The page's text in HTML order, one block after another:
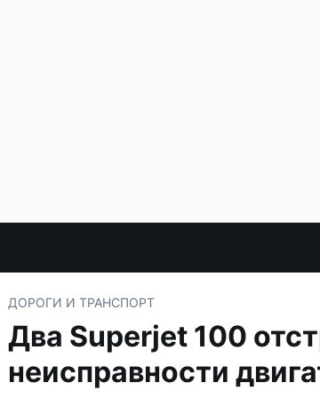
ДОРОГИ И ТРАНСПОРТ
Два Superjet 100
неисправности